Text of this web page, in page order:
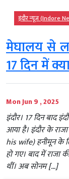
इंदौर न्यूज़ (Indore
मेघालय से
17 दिन में
Mon Jun 9 , 2025
इंदौर। 17 दिन बाद
आया है। इंदौर के
his wife) हनीमून के
हो गए। बाद में राजा
थीं। अब सोनम […]